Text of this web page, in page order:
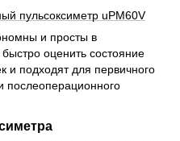
и просты в
оценить состояние
и подходят для первичного
послеоперационного